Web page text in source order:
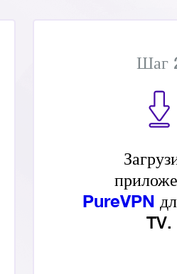
Шаг
PureVPN
TV.